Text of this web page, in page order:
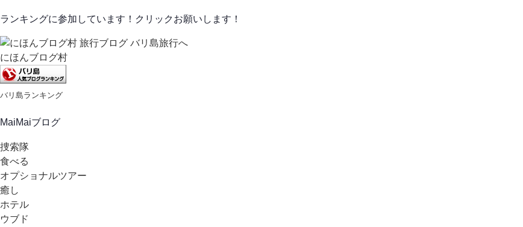
ランキングに参加しています！クリックお願いします！
にほんブログ村
バリ島ランキング
MaiMaiブログ
捜索隊
食べる
オプショナルツアー
癒し
ホテル
ウブド